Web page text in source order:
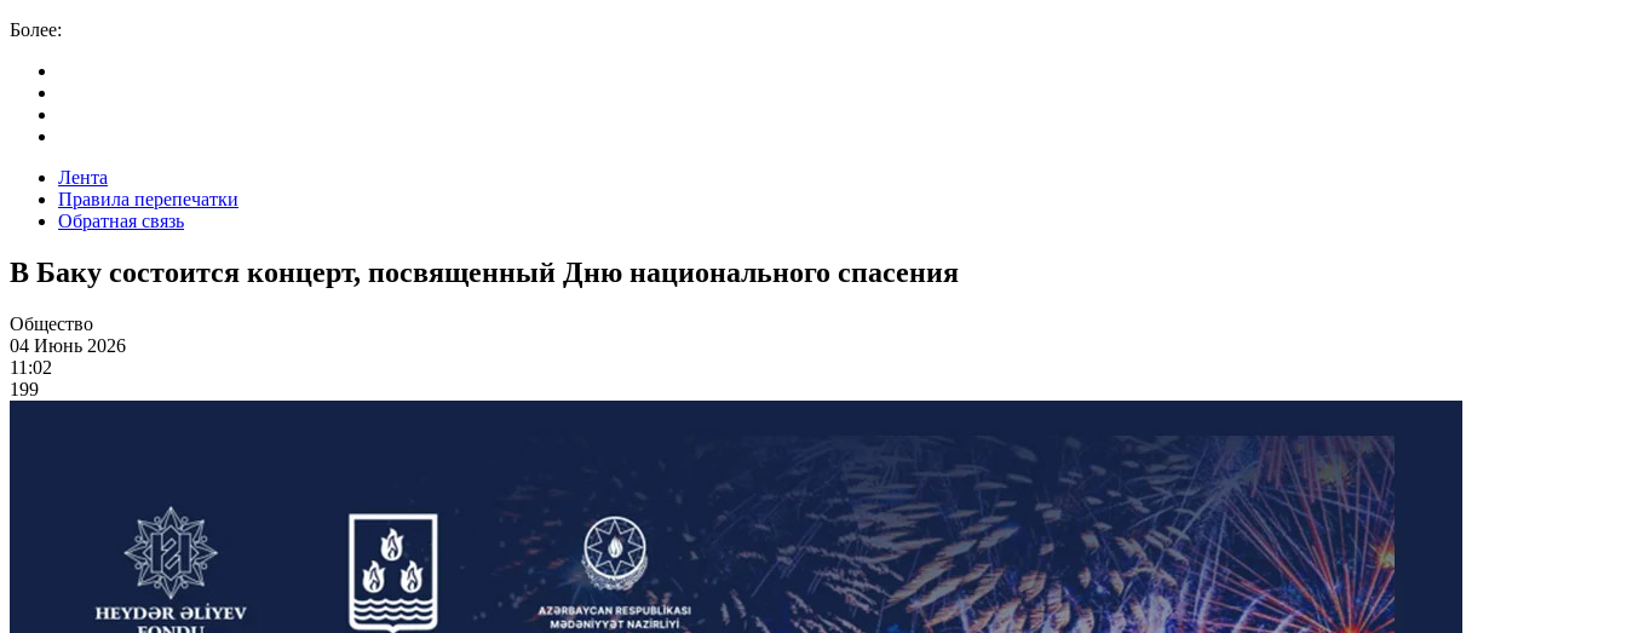
Более:
Лента
Правила перепечатки
Обратная связь
В Баку состоится концерт, посвященный Дню национального спасения
Общество
04 Июнь 2026
11:02
199